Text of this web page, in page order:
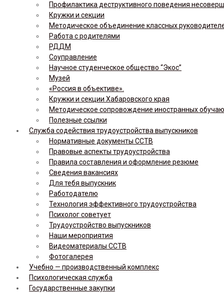
Профилактика деструктивного поведения
Кружки и секции
Методическое объединение классных
Работа с родителями
РДДМ
Соуправление
Научное студенческое общество “Экос”
Музей
«Россия в объективе».
Кружки и секции Хабаровского края
Методическое сопровождение иностранных
Полезные ссылки
Служба содействия трудоустройства выпускников
Нормативные документы ССТВ
Правовые аспекты трудоустройства
Правила составления и оформление резюме
Сведения вакансиях
Для тебя выпускник
Работодателю
Технология эффективного трудоустройства
Психолог советует
Трудоустройство выпускников
Наши мероприятия
Видеоматериалы ССТВ
Фотогалерея
Учебно — производственный комплекс
Психологическая служба
Государственные закупки